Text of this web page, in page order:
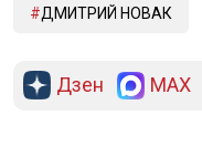
ДМИТРИЙ НОВАК
Дзен MAX